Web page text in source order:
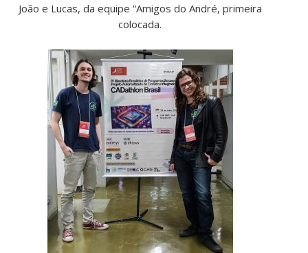
João e Lucas, da equipe “Amigos do André, primeira
colocada.